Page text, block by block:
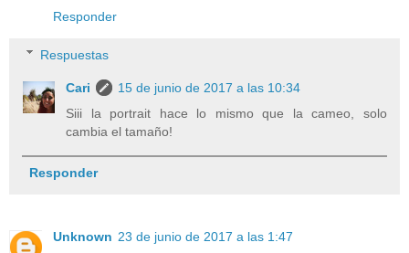
Responder
Respuestas
Cari
15 de junio de 2017 a las 10:34
Siii la portrait hace lo mismo que la cameo, solo
cambia el tamaño!
Responder
Unknown 23 de junio de 2017 a las 1:47